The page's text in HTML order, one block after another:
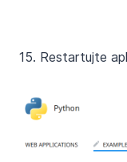
15. Restartujte